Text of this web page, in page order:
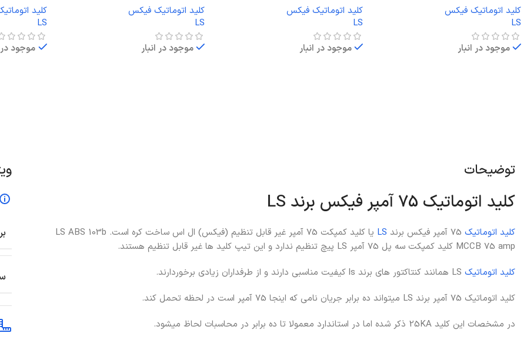
کلید اتوماتیک فیکس
LS
موجود در انبار
کلید اتوماتیک فیکس
LS
موجود در انبار
کلید اتوماتیک فیکس
LS
موجود در انبار
کلید
LS
موجود در
توضیحات
کلید اتوماتیک 75 آمپر فیکس برند LS
کلید اتوماتیک LS
یا کلید کمپکت 75 آمپر غیر قابل تنظیم (فیکس) ال اس ساخت کره است. LS ABS 103b
MCCB 75 amp کلید کمپکت سه پل 75 آمپر LS پیچ تنظیم ندارد و این تیپ کلید ها غیر قابل تنظیم هستند.
کلید اتوماتیک
کلید اتوماتیک 75 آمپر برند LS میتواند ده برابر جریان نامی که اینجا 75 آمپر است در لحظه تحمل کند.
در مشخصات این کلید 25KA ذکر شده اما در استاندارد معمولا تا ده برابر در محاسبات لحاظ میشود.